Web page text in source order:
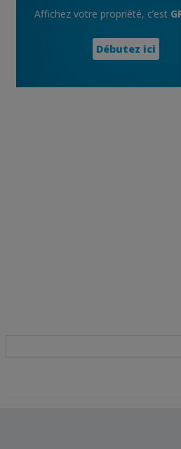
Affichez votre propriété, c’est
Débutez ici